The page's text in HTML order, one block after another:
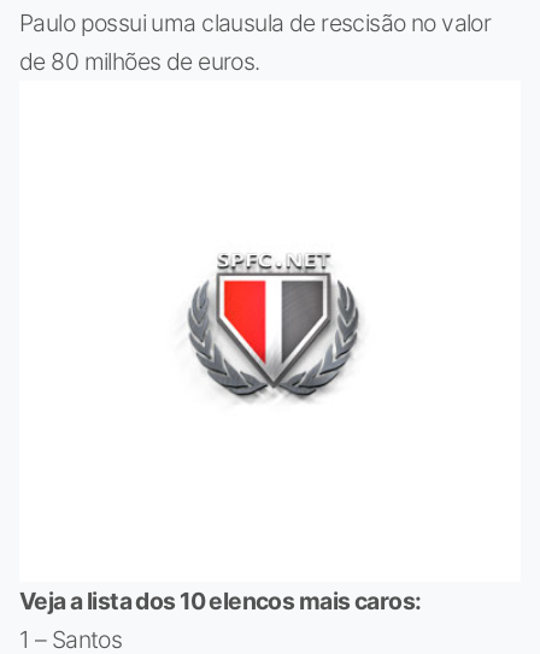
Paulo possui uma clausula de rescisão no valor
de 80 milhões de euros.
Veja a lista dos 10 elencos mais caros:
1 – Santos